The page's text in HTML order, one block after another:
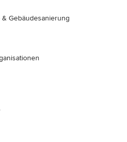
Gebäudesanierung